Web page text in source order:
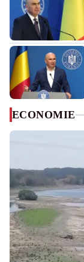
ECONOMIE